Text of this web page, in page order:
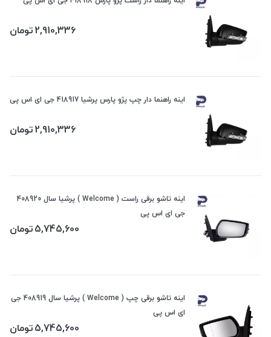
2,910,336تومان
اینه راهنما دار چپ پژو پارس پرشیا 418917 جی ای اس پی
2,910,336تومان
اینه تاشو برقی راست ( Welcome ) پرشیا سال 408920
جی ای اس پی
5,745,600تومان
اینه تاشو برقی چپ ( Welcome ) پرشیا سال 408919 جی
ای اس پی
5,745,600تومان